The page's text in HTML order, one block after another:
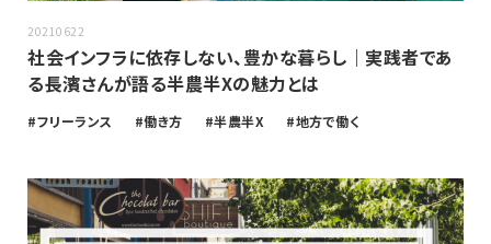
20210622
社会インフラに依存しない、豊かな暮らし｜実践者であ
る長濱さんが語る半農半Xの魅力とは
フリーランス 働き方 半農半X 地方で働く